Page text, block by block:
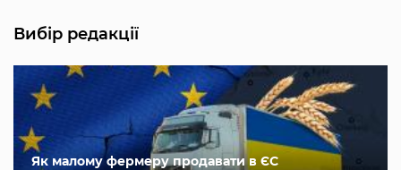
Вибір редакції
Як малому фермеру продавати в ЄС